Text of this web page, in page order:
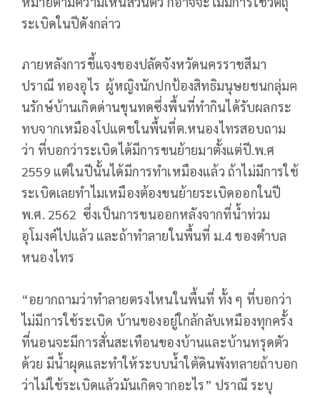
ระเบิดในปีดังกล่าว
ภายหลังการชี้แจงของปลัดจังหวัดนครราชสีมา
ปราณี ทองอุไร ผู้หญิงนักปกป้องสิทธิมนุษยชนกลุ่มฅ
นรักษ์บ้านเกิดด่านขุนทดซึ่งพื้นที่ทำกินได้รับผลกระ
ทบจากเหมืองโปแตชในพื้นที่ต.หนองไทรสอบถาม
ว่า ที่บอกว่าระเบิดได้มีการขนย้ายมาตั้งแต่ปี.พ.ศ
2559 แต่ในปีนั้นได้มีการทำเหมืองแล้ว ถ้าไม่มีการใช้
ระเบิดเลยทำไมเหมืองต้องขนย้ายระเบิดออกในปี
พ.ศ. 2562 ซึ่งเป็นการขนออกหลังจากที่น้ำท่วม
อุโมงค์ไปแล้ว และถ้าทำลายในพื้นที่ ม.4 ของตำบล
หนองไทร
“อยากถามว่าทำลายตรงไหนในพื้นที่ ทั้ง ๆ ที่บอกว่า
ไม่มีการใช้ระเบิด บ้านของอยู่ใกล้กลับเหมืองทุกครั้ง
ที่นอนจะมีการสั่นสะเทือนของบ้านและบ้านทรุดตัว
ด้วย มีน้ำผุดและทำให้ระบบน้ำใต้ดินพังทลายถ้าบอก
ว่าไม่ใช้ระเบิดแล้วมันเกิดจากอะไร” ปราณี ระบุ